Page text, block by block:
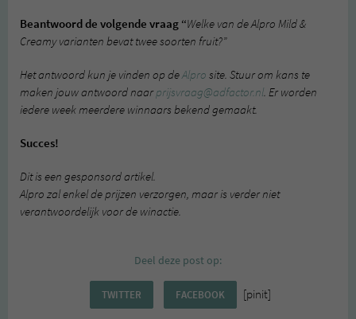
Beantwoord de volgende vraag “Welke van de Alpro Mild &
Creamy varianten bevat twee soorten fruit?”
Het antwoord kun je vinden op deAlpro site. Stuur om kans te
maken jouw antwoord naarprijsvraag@adfactor.nl. Er worden
iedere week meerdere winnaars bekend gemaakt.
Succes!
Dit is een gesponsord artikel.
Alpro zal enkel de prijzen verzorgen, maar is verder niet
verantwoordelijk voor de winactie.
Deel deze post op:
TWITTER FACEBOOK [pinit]